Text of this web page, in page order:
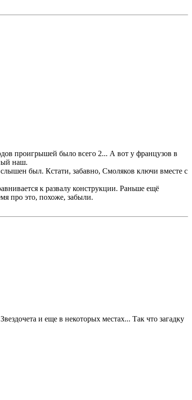
проигрышей было всего 2... А вот у французов в
наш.
был. Кстати, забавно, Смоляков ключи вместе с
к развалу конструкции. Раньше ещё
про это, похоже, забыли.
и еще в некоторых местах... Так что загадку